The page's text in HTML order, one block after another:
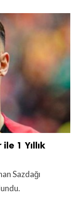
1 Yıllık
Sazdağı